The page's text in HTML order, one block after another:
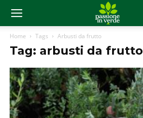
Home Tags Arbusti da frutto
Tag: arbusti da frutto